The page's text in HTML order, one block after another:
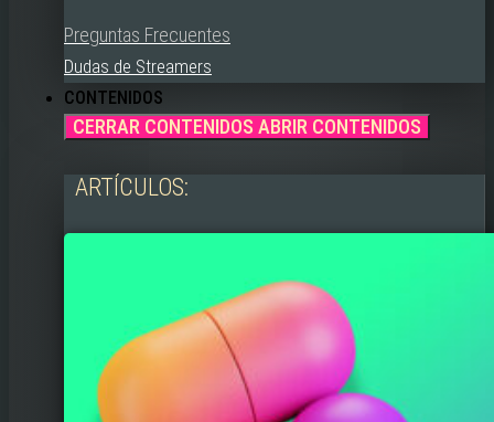
Preguntas Frecuentes
Dudas de Streamers
CONTENIDOS
CERRAR CONTENIDOS ABRIR CONTENIDOS
ARTÍCULOS: